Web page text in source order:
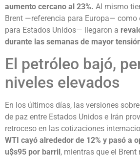
aumento cercano al 23%. Al mismo
Brent —referencia para Europa— como
para Estados Unidos— llegaron a
durante las semanas de mayor
El petróleo bajó,
niveles elevados
En los últimos días, las versiones
de paz entre Estados Unidos e Irán
retroceso en las cotizaciones
WTI cayó alrededor de 12% y pasó a
u$s95 por barril , mientras que el Brent